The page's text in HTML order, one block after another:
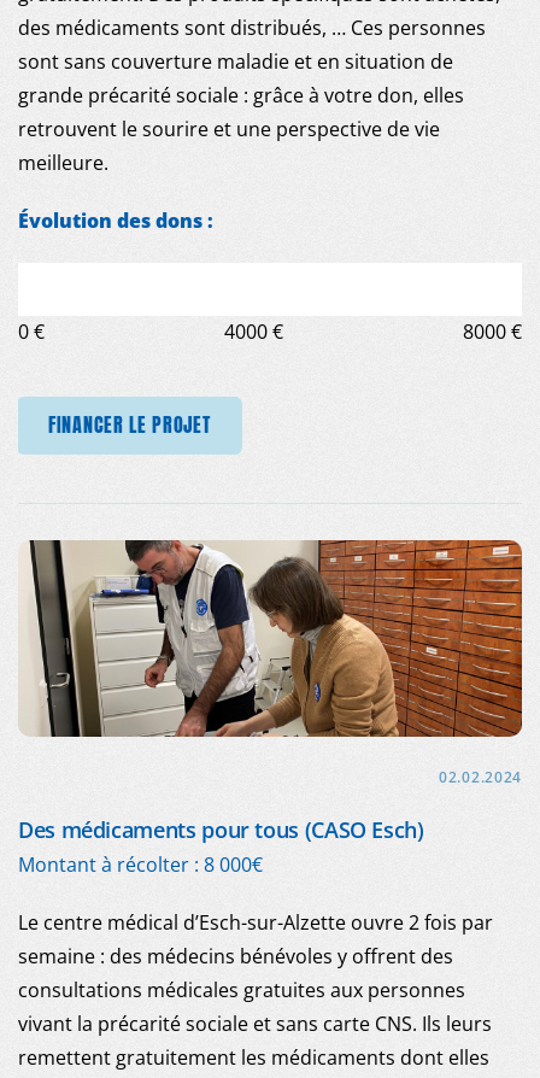
des médicaments sont distribués, … Ces personnes
sont sans couverture maladie et en situation de
grande précarité sociale : grâce à votre don, elles
retrouvent le sourire et une perspective de vie
meilleure.
Évolution des dons :
0 € 4000 € 8000 €
FINANCER LE PROJET
02.02.2024
Des médicaments pour tous (CASO Esch)
Montant à récolter : 8 000€
Le centre médical d’Esch-sur-Alzette ouvre 2 fois par
semaine : des médecins bénévoles y offrent des
consultations médicales gratuites aux personnes
vivant la précarité sociale et sans carte CNS. Ils leurs
remettent gratuitement les médicaments dont elles